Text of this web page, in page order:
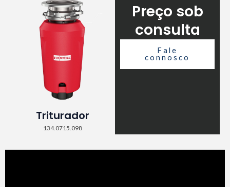
Triturador
134.0715.098
Preço sob
consulta
Fale
connosco